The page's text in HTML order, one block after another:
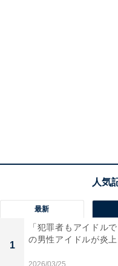
最新
1
「犯罪者もアイドル
の男性アイドルが炎